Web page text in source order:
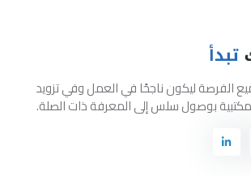
الفرصة ليكون ناجحًا في العمل وفي تزويد
بوصول سلس إلى المعرفة ذات الصلة.